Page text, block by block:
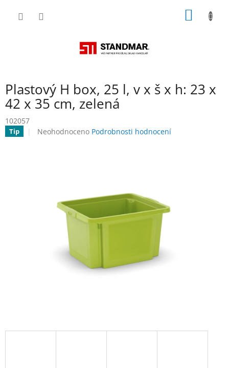
Plastový H box, 25 l, v x š x h: 23 x
42 x 35 cm, zelená
102057
Tip
Průměrné
hvězdiček.
Neohodnoceno Podrobnosti hodnocení